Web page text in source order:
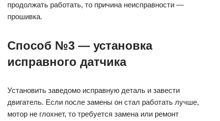
продолжать работать, то причина неисправности —
прошивка.
Способ №3 — установка
исправного датчика
Установить заведомо исправную деталь и завести
двигатель. Если после замены он стал работать лучше,
мотор не глохнет, то требуется замена или ремонт